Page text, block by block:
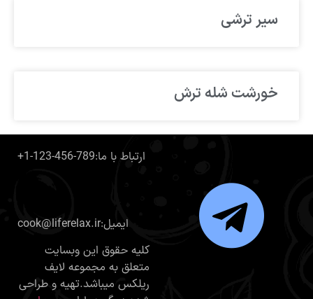
سیر ترشی
خورشت شله ترش
+1-123-456-789:ارتباط با ما
cook@liferelax.ir:ایمیل
کلیه حقوق این وبسایت
متعلق به مجموعه لایف
ریلکس میباشد.تهیه و طراحی